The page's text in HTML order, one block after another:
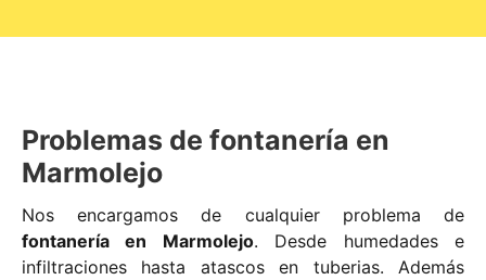
Problemas de fontanería en
Marmolejo
Nos encargamos de cualquier problema de
fontanería en Marmolejo. Desde humedades e
infiltraciones hasta atascos en tuberias. Además